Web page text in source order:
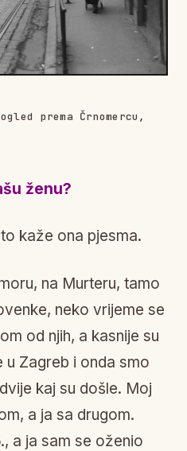
prema Črnomercu,
ženu?
kaže ona pjesma.
na Murteru, tamo
neko vrijeme se
od njih, a kasnije su
u Zagreb i onda smo
kaj su došle. Moj
a ja sa drugom.
a ja sam se oženio